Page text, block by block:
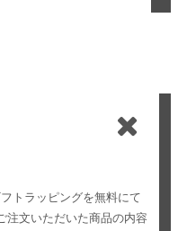
トラッピングを無料にて
注文いただいた商品の内容